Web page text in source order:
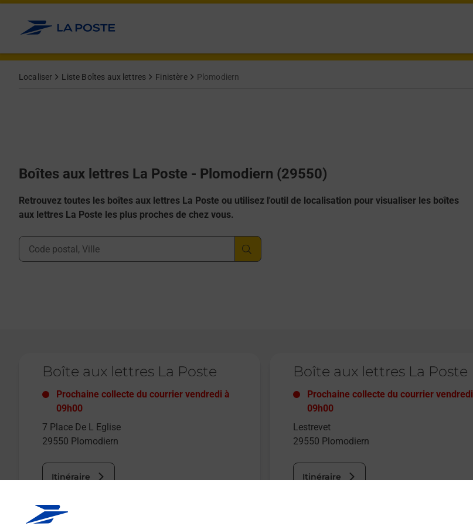
Allez au contenu
Localiser Liste Boîtes aux lettres Finistère Plomodiern
Boîtes aux lettres La Poste - Plomodiern (29550)
Retrouvez toutes les boîtes aux lettres La Poste ou utilisez l'outil de localisation pour visualiser les boîtes
aux lettres La Poste les plus proches de chez vous.
Ville, Département, Code Postal
Boîte aux lettres La Poste
Prochaine collecte du courrier vendredi à
09h00
7 Place De L Eglise
29550 Plomodiern
Itinéraire
Boîte aux lettres La Poste
Prochaine collecte du courrier vendredi
09h00
Lestrevet
29550 Plomodiern
Itinéraire